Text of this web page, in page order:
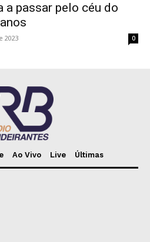
a passar pelo céu do
2023 0
Ao Vivo Live Últimas